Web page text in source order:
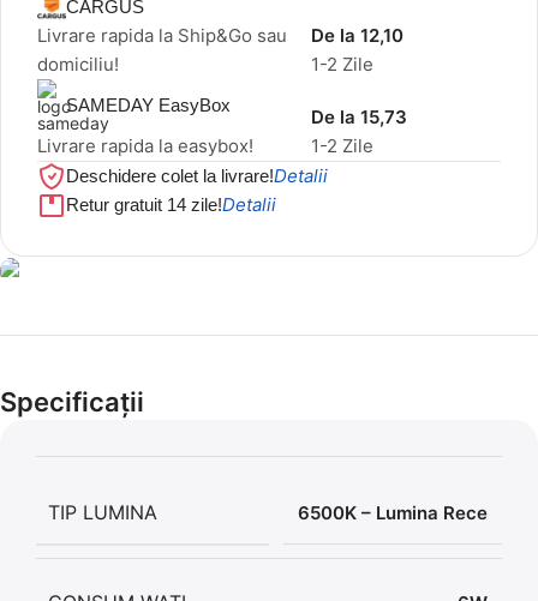
CARGUS
Livrare rapida la Ship&Go sau
domiciliu!
1-2 Zile
De la 12,10
SAMEDAY EasyBox
Livrare rapida la easybox! 1-2 Zile
De la 15,73
Deschidere colet la livrare!Detalii
Retur gratuit 14 zile!Detalii
Cel mai mic preț!
56,86 LEI
Specificații
TIP LUMINA 6500K – Lumina Rece